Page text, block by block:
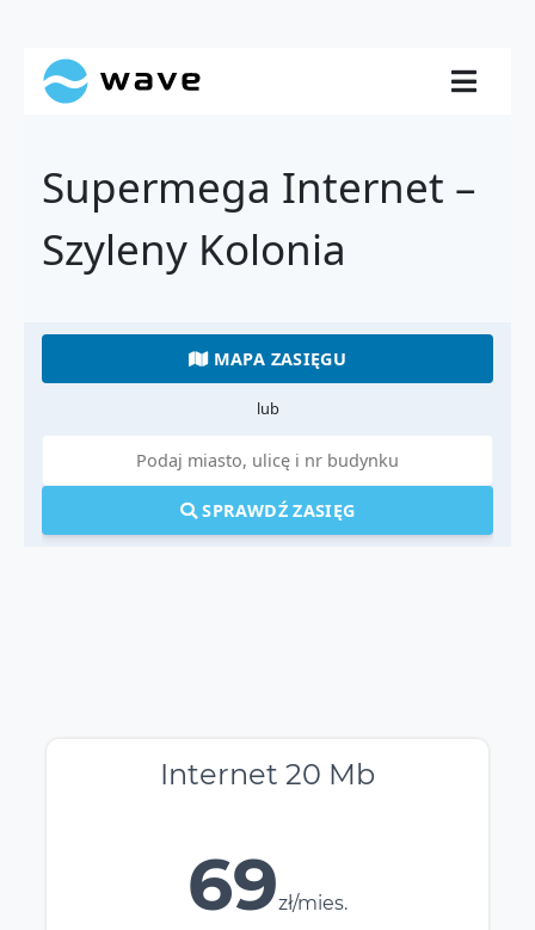
Supermega Internet –
Szyleny Kolonia
MAPA ZASIĘGU
lub
SPRAWDŹ ZASIĘG
Internet 20 Mb
69zł/mies.